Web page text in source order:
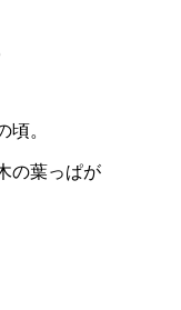
頃。
の葉っぱが